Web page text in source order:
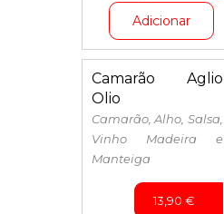
Adicionar
Camarão Aglio
Olio
Camarão, Alho, Salsa,
Vinho Madeira e
Manteiga
13,90 €